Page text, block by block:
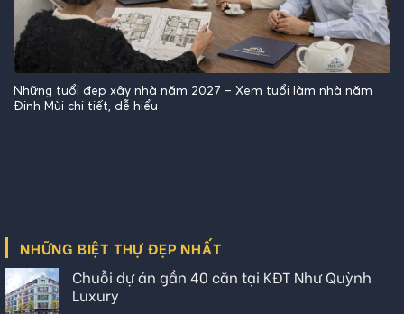
Những tuổi đẹp xây nhà năm 2027 – Xem tuổi làm nhà năm
Đinh Mùi chi tiết, dễ hiểu
NHỮNG BIỆT THỰ ĐẸP NHẤT
Chuỗi dự án gần 40 căn tại KĐT Như Quỳnh
Luxury